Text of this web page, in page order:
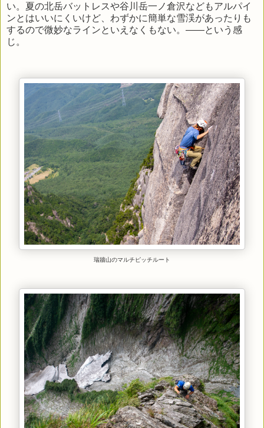
い。夏の北岳バットレスや谷川岳一ノ倉沢などもアルパイ
ンとはいいにくいけど、わずかに簡単な雪渓があったりも
するので微妙なラインといえなくもない。――という感
じ。
瑞牆山のマルチピッチルート